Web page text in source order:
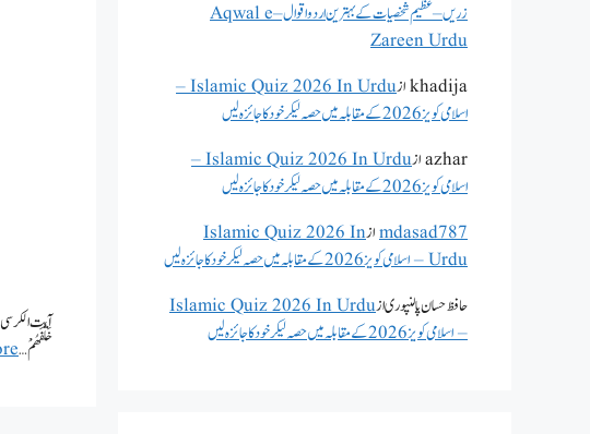
آیت الکرسی |
خَلْفَهُمْ …
زریں – عظیم شخصیات کے بہترین اردو اقوال – Aqwal e
Zareen Urdu
khadijaاز
Islamic Quiz 2026 In Urdu –
اسلامی کویز 2026 کے مقابلہ میں حصہ لیکر خود کا جائزہ لیں
azharاز
Islamic Quiz 2026 In Urdu –
اسلامی کویز 2026 کے مقابلہ میں حصہ لیکر خود کا جائزہ لیں
mdasad787ازIslamic Quiz 2026 In
Urdu – اسلامی کویز 2026 کے مقابلہ میں حصہ لیکر خود کا جائزہ لیں
حافظ حسان پالنپوریازIslamic Quiz 2026 In Urdu
– اسلامی کویز 2026 کے مقابلہ میں حصہ لیکر خود کا جائزہ لیں